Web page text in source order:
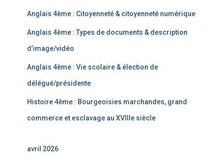
Anglais 4ème : Citoyenneté & citoyenneté numérique
Anglais 4ème : Types de documents & description
d’image/vidéo
Anglais 4ème : Vie scolaire & élection de
délégué/présidente
Histoire 4ème : Bourgeoisies marchandes, grand
commerce et esclavage au XVIIIe siècle
avril 2026